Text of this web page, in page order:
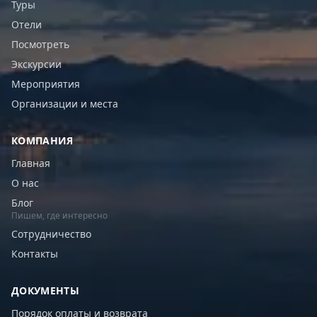
Туры
Отели
Посмотреть
Экскурсии
Мероприятия
Организации и места
КОМПАНИЯ
Главная
О нас
Блог
Пишем, где интересно
Сотрудничество
Контакты
ДОКУМЕНТЫ
Порядок оплаты и возврата